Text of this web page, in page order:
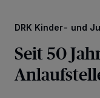
DRK Kinder- und
Seit 50